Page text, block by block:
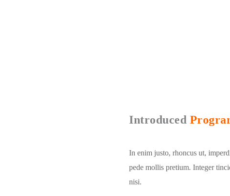
Introduced
In enim justo, rhoncus ut,
pede mollis pretium. Integer
nisi.